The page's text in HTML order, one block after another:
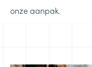
onze aanpak.